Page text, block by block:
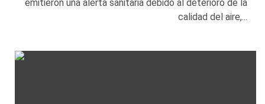
emitieron una alerta sanitaria debido al deterioro de la
calidad del aire,...